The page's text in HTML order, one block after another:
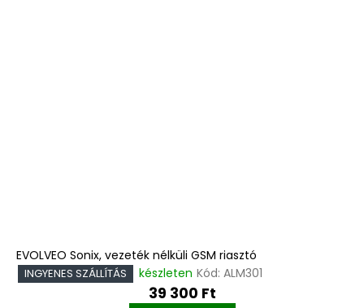
EVOLVEO Sonix, vezeték nélküli GSM riasztó
INGYENES SZÁLLÍTÁS készleten Kód: ALM301
39 300 Ft